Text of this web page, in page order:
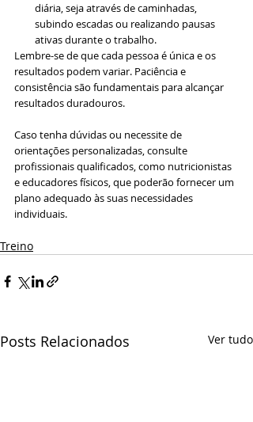
diária, seja através de caminhadas,
subindo escadas ou realizando pausas
ativas durante o trabalho.
Lembre-se de que cada pessoa é única e os
resultados podem variar. Paciência e
consistência são fundamentais para alcançar
resultados duradouros.
Caso tenha dúvidas ou necessite de
orientações personalizadas, consulte
profissionais qualificados, como nutricionistas
e educadores físicos, que poderão fornecer um
plano adequado às suas necessidades
individuais.
Treino
Posts Relacionados Ver tudo